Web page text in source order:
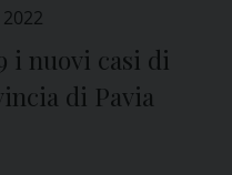
i nuovi casi di
di Pavia